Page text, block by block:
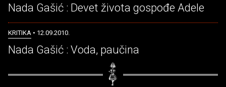
Nada Gašić : Devet života gospođe Adele
KRITIKA • 12.09.2010.
Nada Gašić : Voda, paučina